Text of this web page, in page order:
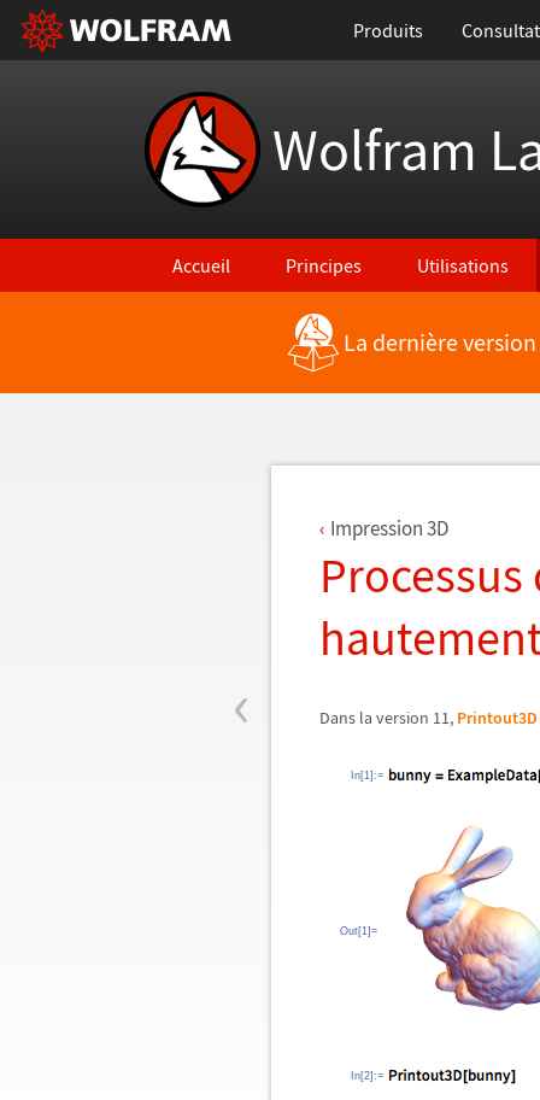
Produits
Wolfram
Accueil Principes Utilisations
Retour vers les nouvelles fonctionnalités
La dernière
‹
Impression 3D
Dans la version 11, Printout3D
In[1]:=
Out[1]=
In[2]:=